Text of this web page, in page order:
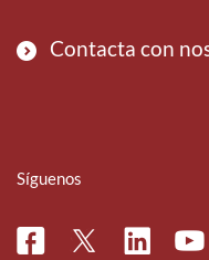
Contacta con
Síguenos
FacebookTwitterLinkedin